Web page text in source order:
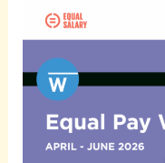
WEPs
Equal
Pay
Webinar